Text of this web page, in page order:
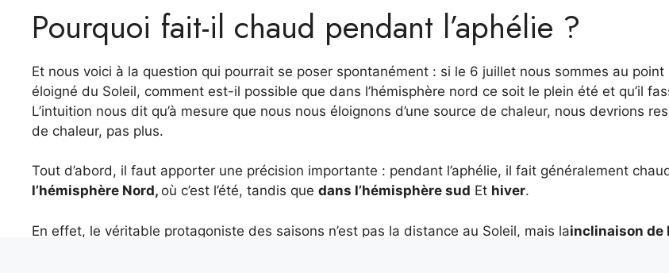
Pourquoi fait-il chaud pendant l’aphélie ?
Et nous voici à la question qui pourrait se poser spontanément : si le 6 juillet nous sommes au point
éloigné du Soleil, comment est-il possible que dans l’hémisphère nord ce soit le plein été et qu’il
L’intuition nous dit qu’à mesure que nous nous éloignons d’une source de chaleur, nous devrions
de chaleur, pas plus.
Tout d’abord, il faut apporter une précision importante : pendant l’aphélie, il fait généralement
l’hémisphère Nord, où c’est l’été, tandis que dans l’hémisphère sud Et hiver.
En effet, le véritable protagoniste des saisons n’est pas la distance au Soleil, mais lainclinaison de